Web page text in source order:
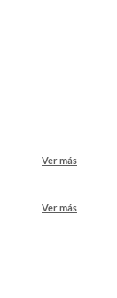
Ver más
Ver más